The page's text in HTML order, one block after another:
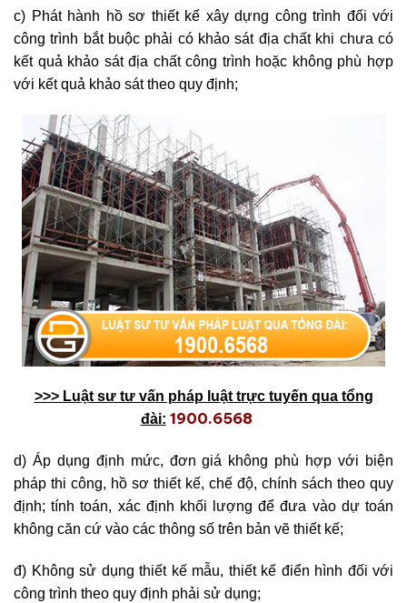
c) Phát hành hồ sơ thiết kế xây dựng công trình đối với
công trình bắt buộc phải có khảo sát địa chất khi chưa có
kết quả khảo sát địa chất công trình hoặc không phù hợp
với kết quả khảo sát theo quy định;
>>> Luật sư tư vấn pháp luật trực tuyến qua tổng
đài: 1900.6568
d) Áp dụng định mức, đơn giá không phù hợp với biện
pháp thi công, hồ sơ thiết kế, chế độ, chính sách theo quy
định; tính toán, xác định khối lượng để đưa vào dự toán
không căn cứ vào các thông số trên bản vẽ thiết kế;
đ) Không sử dụng thiết kế mẫu, thiết kế điển hình đối với
công trình theo quy định phải sử dụng;